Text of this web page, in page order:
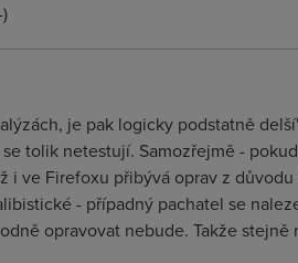
je pak logicky podstatně
tolik netestují. Samozřejmě -
ve Firefoxu přibývá oprav z
- případný pachatel se
opravovat nebude. Takže